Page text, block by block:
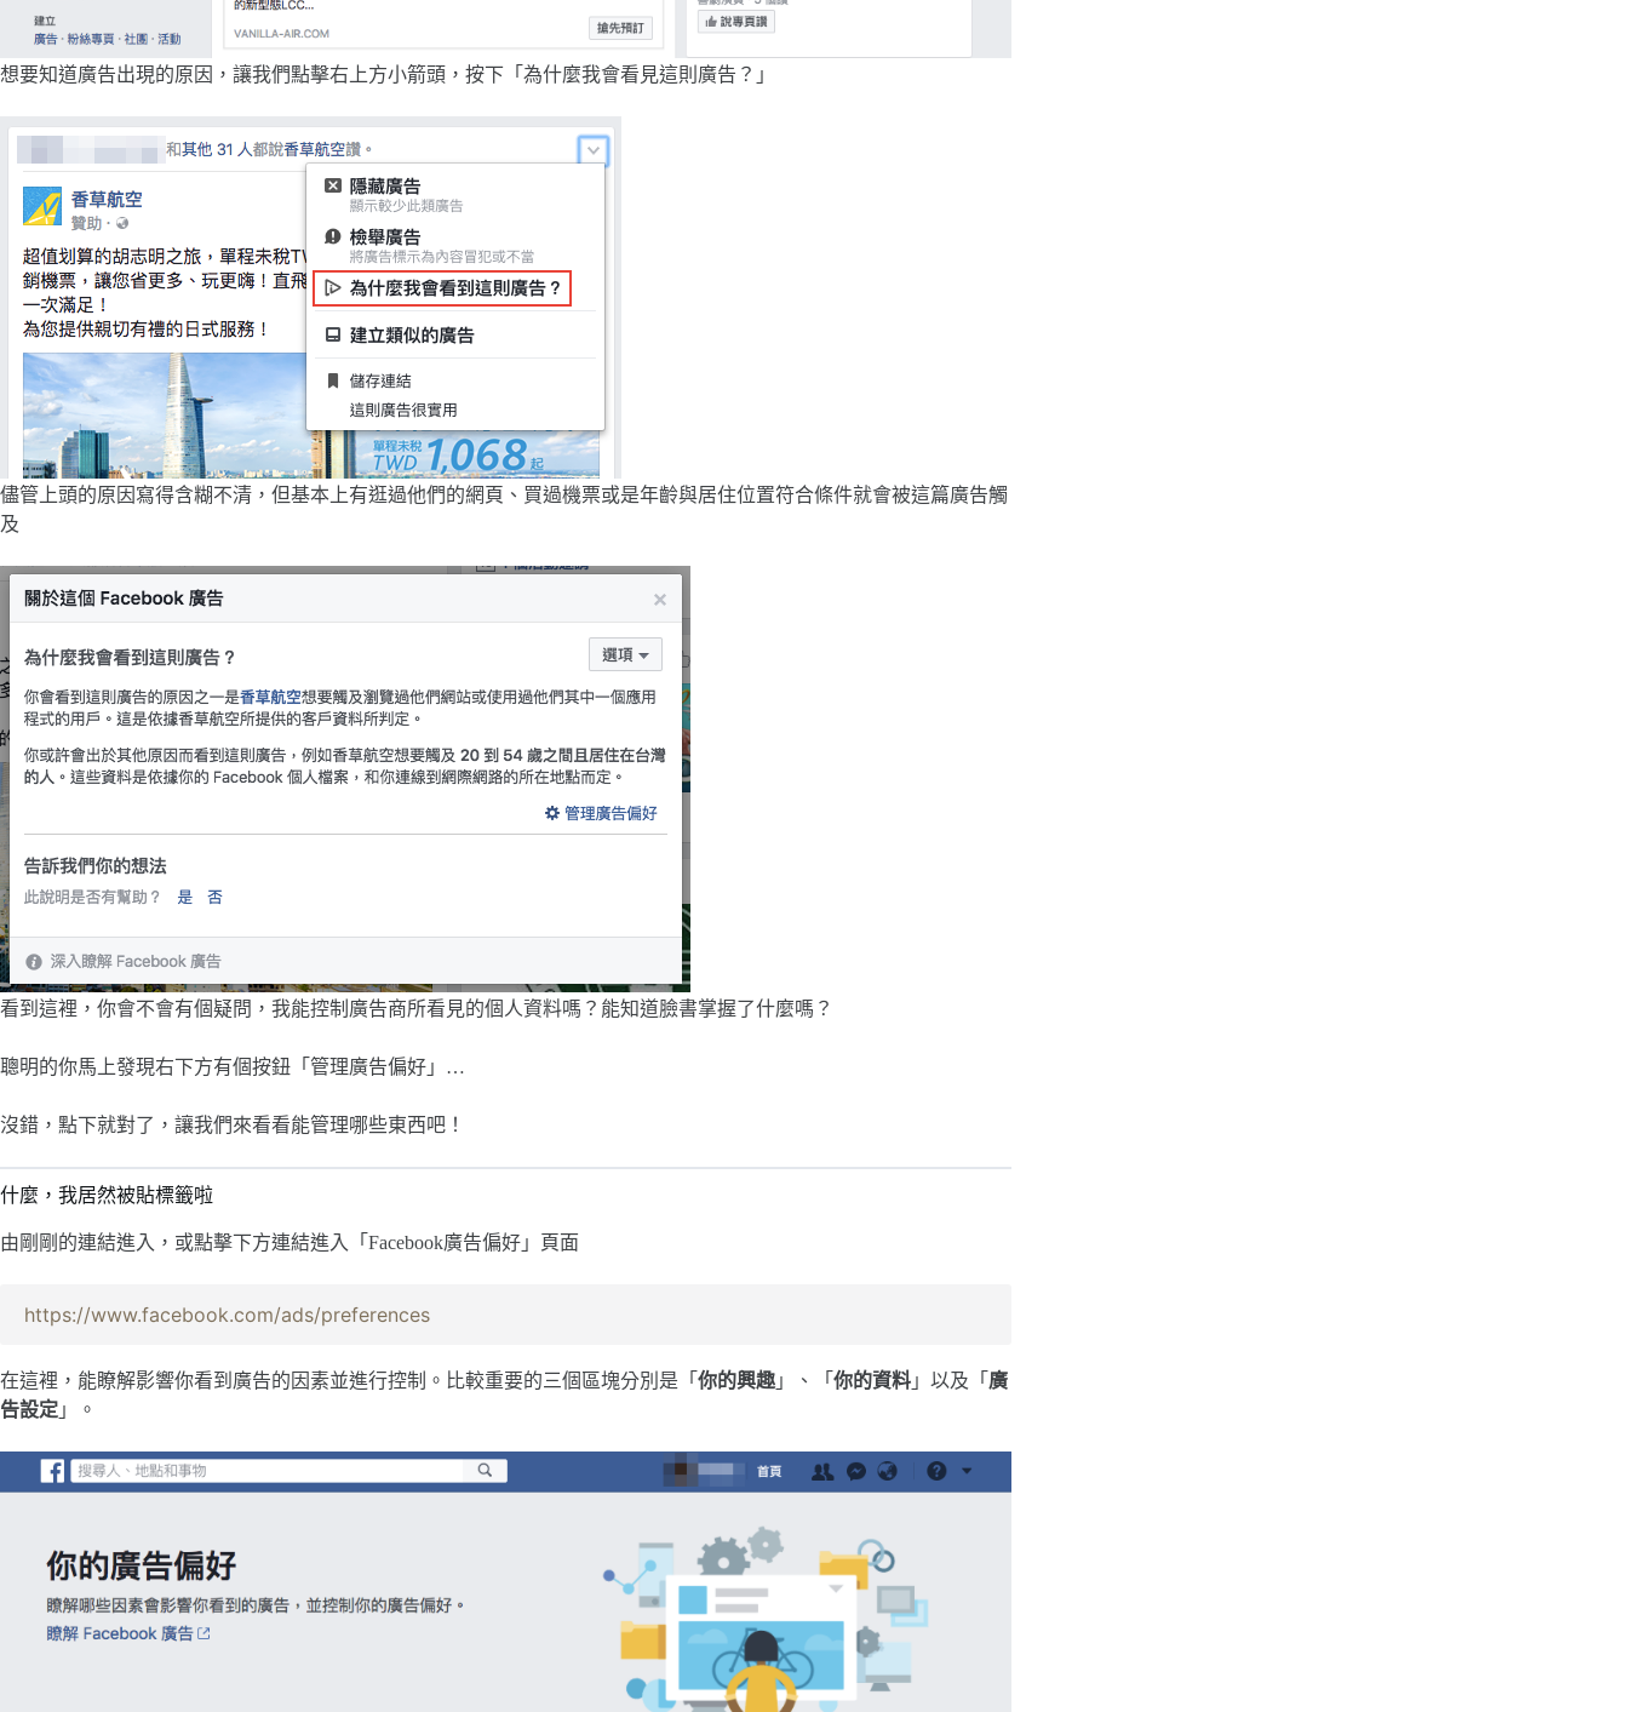
想要知道廣告出現的原因，讓我們點擊右上方小箭頭，按下「為什麼我會看見這則廣告？」
儘管上頭的原因寫得含糊不清，但基本上有逛過他們的網頁、買過機票或是年齡與居住位置符合條件就會被這篇廣告觸
及
看到這裡，你會不會有個疑問，我能控制廣告商所看見的個人資料嗎？能知道臉書掌握了什麼嗎？
聰明的你馬上發現右下方有個按鈕「管理廣告偏好」…
沒錯，點下就對了，讓我們來看看能管理哪些東西吧！
什麼，我居然被貼標籤啦
由剛剛的連結進入，或點擊下方連結進入「Facebook廣告偏好」頁面
https://www.facebook.com/ads/preferences
在這裡，能瞭解影響你看到廣告的因素並進行控制。比較重要的三個區塊分別是「 你的興趣 」、「 你的資料 」以及「 廣
告設定 」。